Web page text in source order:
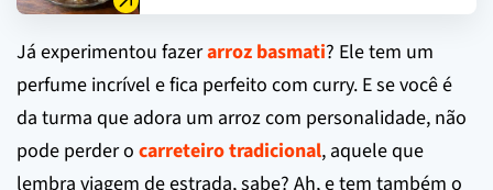
Já experimentou fazerarroz basmati? Ele tem um
perfume incrível e fica perfeito com curry. E se você é
da turma que adora um arroz com personalidade, não
pode perder o carreteiro tradicional, aquele que
lembra viagem de estrada, sabe? Ah, e tem também o